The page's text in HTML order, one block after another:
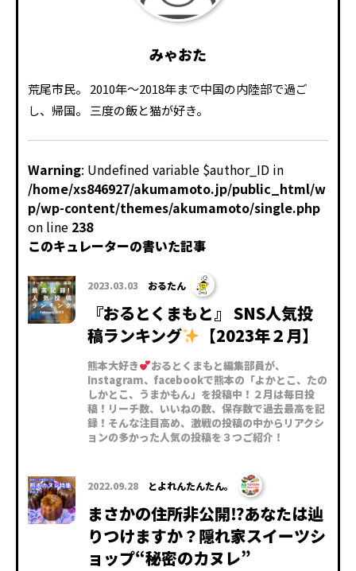
みゃおた
荒尾市民。 2010年～2018年まで中国の内陸部で過ご
し、帰国。 三度の飯と猫が好き。
Warning: Undefined variable $author_ID in
/home/xs846927/akumamoto.jp/public_html/w
p/wp-content/themes/akumamoto/single.php
on line 238
このキュレーターの書いた記事
2023.03.03 おるたん
『おるとくまもと』 SNS人気投
稿ランキング
【2023年２月】
熊本大好き
おるとくまもと編集部員が、
Instagram、facebookで熊本の「よかとこ、たの
しかとこ、うまかもん」を投稿中！２月は毎日投
稿！リーチ数、いいねの数、保存数で過去最高を記
録！そんな注目高め、激戦の投稿の中からリアクシ
ョンの多かった人気の投稿を３つご紹介！
2022.09.28 とよれんたんたん。
まさかの住所非公開⁉あなたは辿
りつけますか？隠れ家スイーツシ
ョップ“秘密のカヌレ”